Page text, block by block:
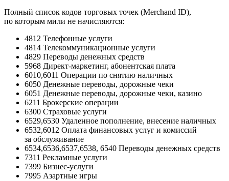
Полный список кодов торговых точек (Merchand ID),
по которым мили не начисляются:
4812 Телефонные услуги
4814 Телекоммуникационные услуги
4829 Переводы денежных средств
5968 Директ-маркетинг, абонентская плата
6010,6011 Операции по снятию наличных
6050 Денежные переводы, дорожные чеки
6051 Денежные переводы, дорожные чеки, казино
6211 Брокерские операции
6300 Страховые услуги
6529,6530 Удаленное пополнение, внесение наличных
6532,6012 Оплата финансовых услуг и комиссий
за обслуживание
6534,6536,6537,6538, 6540 Переводы денежных средств
7311 Рекламные услуги
7399 Бизнес-услуги
7995 Азартные игры